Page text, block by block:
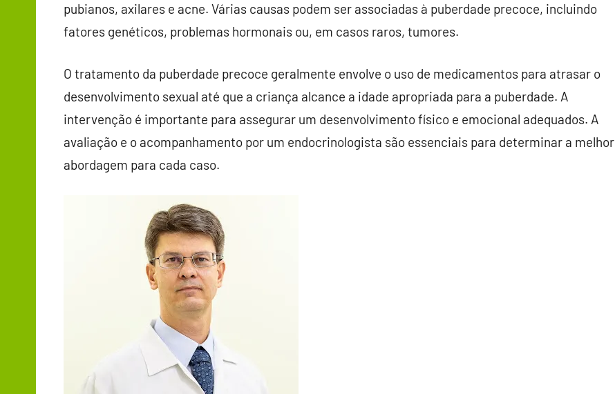
pubianos, axilares e acne. Várias causas podem ser associadas à puberdade precoce, incluindo
fatores genéticos, problemas hormonais ou, em casos raros, tumores.
O tratamento da puberdade precoce geralmente envolve o uso de medicamentos para atrasar o
desenvolvimento sexual até que a criança alcance a idade apropriada para a puberdade. A
intervenção é importante para assegurar um desenvolvimento físico e emocional adequados. A
avaliação e o acompanhamento por um endocrinologista são essenciais para determinar a melhor
abordagem para cada caso.